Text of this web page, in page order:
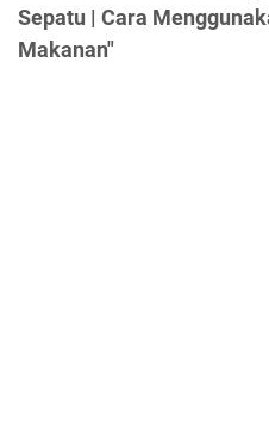
Sepatu | Cara
Makanan"